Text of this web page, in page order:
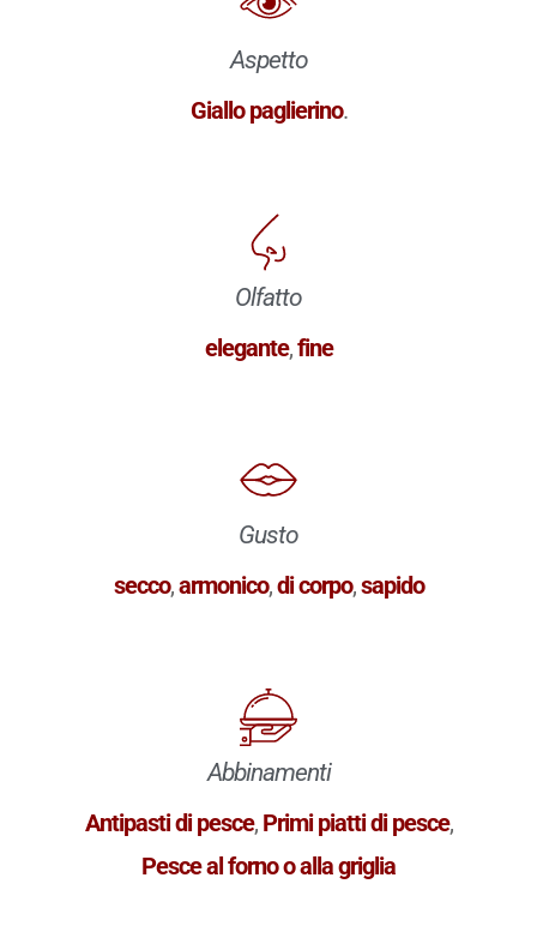
Aspetto
Giallo paglierino.
Olfatto
elegante,fine
Gusto
secco,armonico,di corpo,sapido
Abbinamenti
Antipasti di pesce, Primi piatti di pesce,
Pesce al forno o alla griglia